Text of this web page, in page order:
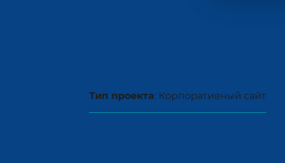
Тип проекта: Корпоративный сайт